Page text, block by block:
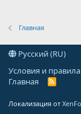
Главная
Русский (RU)
Условия и правила
Главная
R
Локализация от